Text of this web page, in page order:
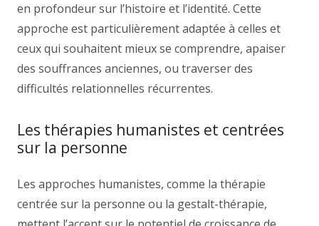
en profondeur sur l’histoire et l’identité. Cette
approche est particulièrement adaptée à celles et
ceux qui souhaitent mieux se comprendre, apaiser
des souffrances anciennes, ou traverser des
difficultés relationnelles récurrentes.
Les thérapies humanistes et centrées
sur la personne
Les approches humanistes, comme la thérapie
centrée sur la personne ou la gestalt-thérapie,